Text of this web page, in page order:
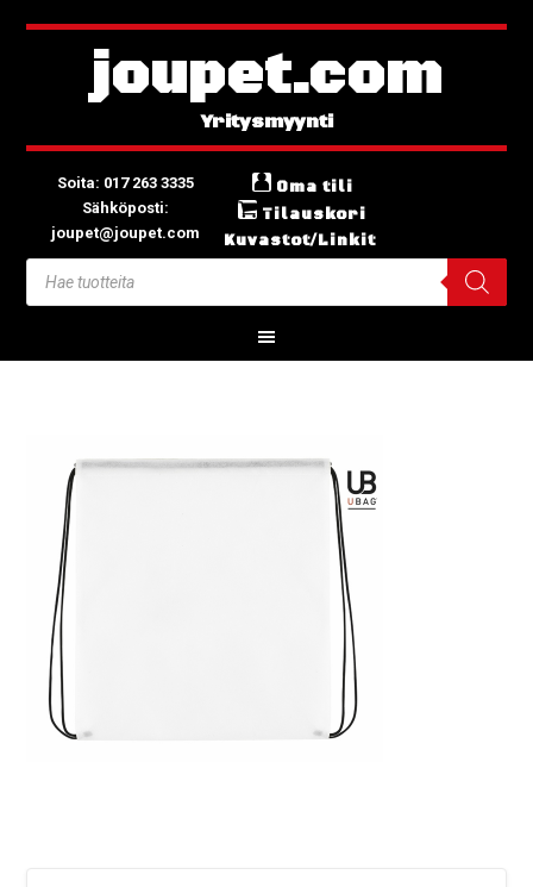
joupet.com
Soita: 017 263 3335
Sähköposti:
joupet@joupet.com
Oma tili
Tilauskori
Kuvastot/Linkit